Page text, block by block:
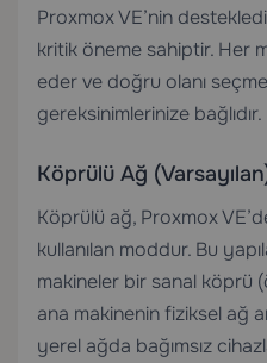
Proxmox VE’nin
kritik öneme sahiptir. Her
eder ve doğru olanı
gereksinimlerinize bağlıdır.
Köprülü Ağ
Köprülü ağ, Proxmox
kullanılan moddur. Bu
makineler bir sanal köprü
ana makinenin fiziksel ağ
yerel ağda bağımsız